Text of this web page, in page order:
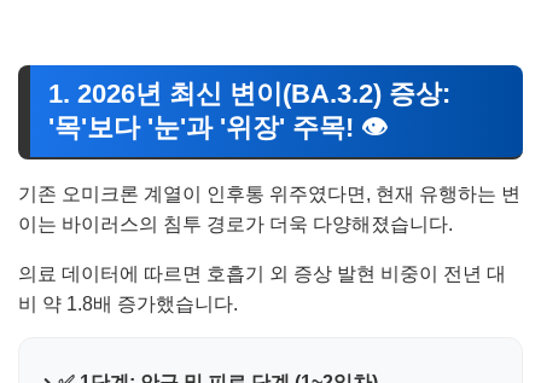
1. 2026년 최신 변이(BA.3.2) 증상:
'목'보다 '눈'과 '위장' 주목! 👁️
기존 오미크론 계열이 인후통 위주였다면, 현재 유행하는 변
이는 바이러스의 침투 경로가 더욱 다양해졌습니다.
의료 데이터에 따르면 호흡기 외 증상 발현 비중이 전년 대
비 약 1.8배 증가했습니다.